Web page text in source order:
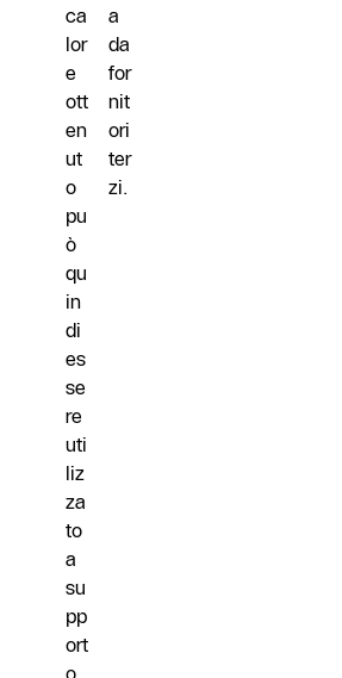
ca
lor
e
ott
en
ut
o
pu
ò
qu
in
di
es
se
re
uti
liz
za
to
a
su
pp
ort
o
a
da
for
nit
ori
ter
zi.